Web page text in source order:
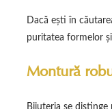
Dacă ești în
puritatea formelor
Montură
Bijuteria se distinge